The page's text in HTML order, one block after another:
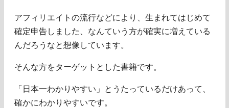
アフィリエイトの流行などにより、生まれてはじめて
確定申告しました、なんていう方が確実に増えている
んだろうなと想像しています。
そんな方をターゲットとした書籍です。
「日本一わかりやすい」とうたっているだけあって、
確かにわかりやすいです。